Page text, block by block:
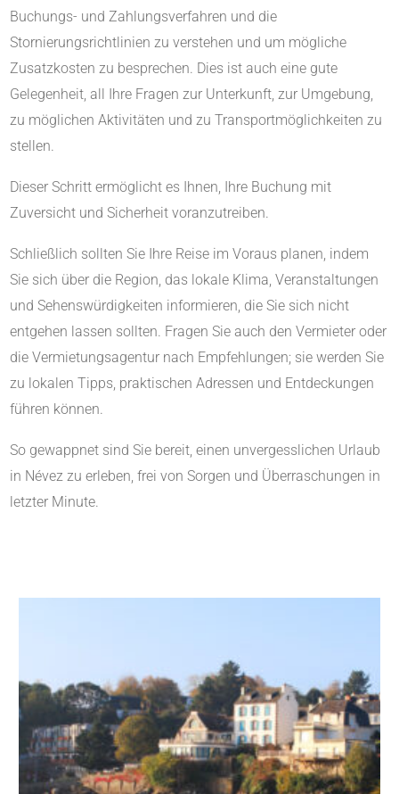
Buchungs- und Zahlungsverfahren und die
Stornierungsrichtlinien zu verstehen und um mögliche
Zusatzkosten zu besprechen. Dies ist auch eine gute
Gelegenheit, all Ihre Fragen zur Unterkunft, zur Umgebung,
zu möglichen Aktivitäten und zu Transportmöglichkeiten zu
stellen.
Dieser Schritt ermöglicht es Ihnen, Ihre Buchung mit
Zuversicht und Sicherheit voranzutreiben.
Schließlich sollten Sie Ihre Reise im Voraus planen, indem
Sie sich über die Region, das lokale Klima, Veranstaltungen
und Sehenswürdigkeiten informieren, die Sie sich nicht
entgehen lassen sollten. Fragen Sie auch den Vermieter oder
die Vermietungsagentur nach Empfehlungen; sie werden Sie
zu lokalen Tipps, praktischen Adressen und Entdeckungen
führen können.
So gewappnet sind Sie bereit, einen unvergesslichen Urlaub
in Névez zu erleben, frei von Sorgen und Überraschungen in
letzter Minute.